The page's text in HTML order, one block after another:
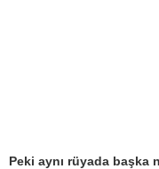
Peki aynı rüyada başka